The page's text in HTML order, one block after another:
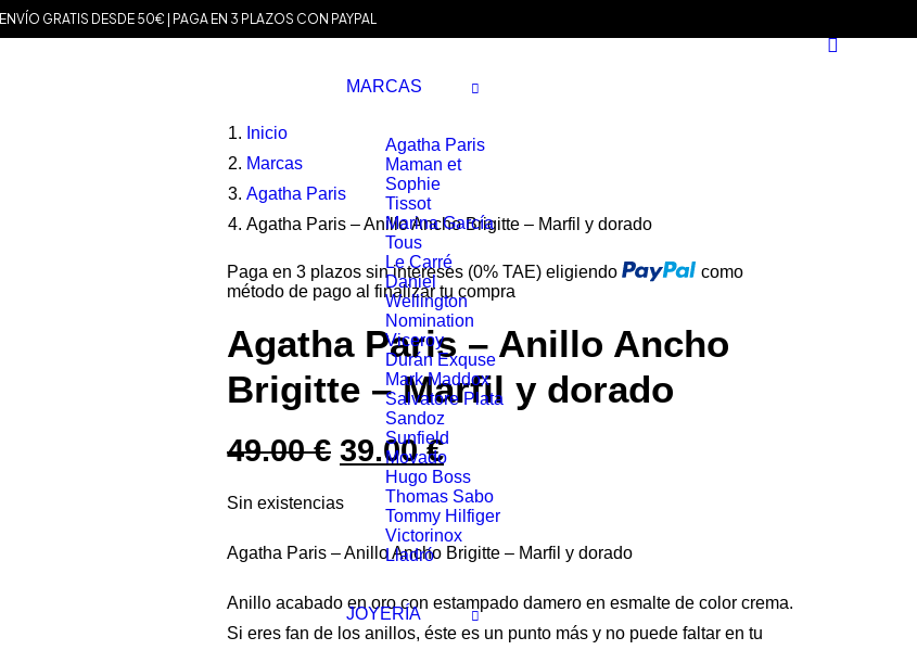
ENVÍO GRATIS DESDE 50€ | PAGA EN 3 PLAZOS CON PAYPAL
MARCAS
Agatha Paris
Maman et
Sophie
Tissot
Marina García
Tous
Le Carré
Daniel
Wellington
Nomination
Viceroy
Durán Exquse
Mark Maddox
Salvatore Plata
Sandoz
Sunfield
Movado
Hugo Boss
Thomas Sabo
Tommy Hilfiger
Victorinox
Lladró
JOYERÍA
Inicio
Marcas
Agatha Paris
Agatha Paris – Anillo Ancho Brigitte – Marfil y dorado
Paga en 3 plazos sin intereses (0% TAE) eligiendo
como
método de pago al finalizar tu compra
Agatha Paris – Anillo Ancho
Brigitte – Marfil y dorado
49.00€ El
precio
original
era:
49.00 €.
39.00€El
precio
actual
es:
39.00 €.
Sin existencias
Agatha Paris – Anillo Ancho Brigitte – Marfil y dorado
Anillo acabado en oro con estampado damero en esmalte de color crema.
Si eres fan de los anillos, éste es un punto más y no puede faltar en tu